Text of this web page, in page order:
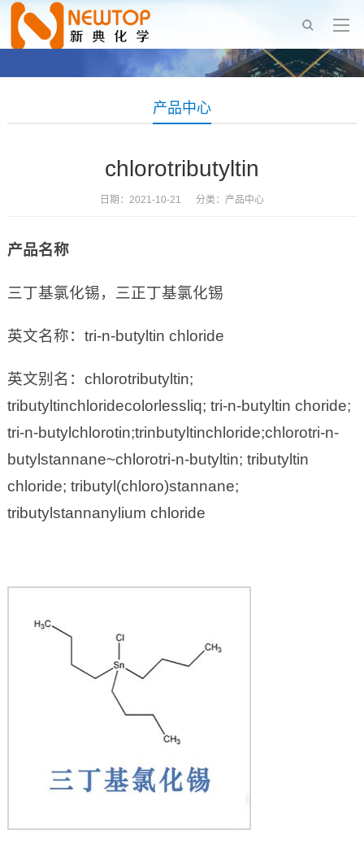
产品中心
chlorotributyltin
日期：2021-10-21 分类： 产品中心
产品名称
三丁基氯化锡，三正丁基氯化锡
英文名称：tri-n-butyltin chloride
英文别名：chlorotributyltin;
tributyltinchloridecolorlessliq; tri-n-butyltin choride;
tri-n-butylchlorotin;trinbutyltinchloride;chlorotri-n-
butylstannane~chlorotri-n-butyltin; tributyltin
chloride; tributyl(chloro)stannane;
tributylstannanylium chloride